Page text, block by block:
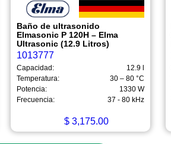
Baño de ultrasonido
Elmasonic P 120H – Elma
Ultrasonic (12.9 Litros)
1013777
Capacidad:
12.9 l
Temperatura:
30 – 80 °C
Potencia:
1330 W
Frecuencia:
37 - 80 kHz
$ 3,175.00